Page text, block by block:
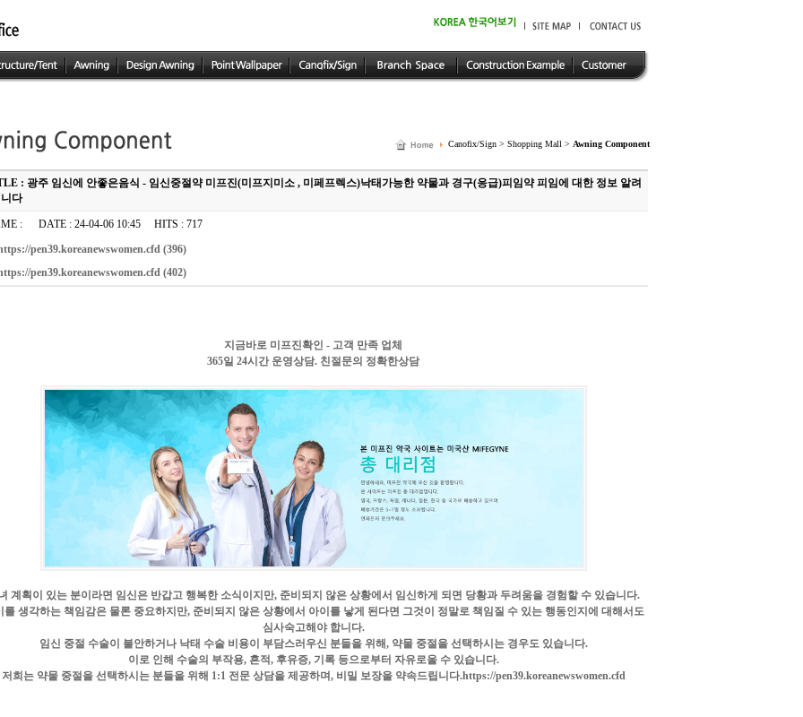
Canofix/Sign > Shopping Mall > Awning Component
: 광주 임신에 안좋은음식 - 임신중절약 미프진(미프지미소 , 미페프렉스)낙태가능한 약물과 경구(응급)피임약 피임에 대한 정보 알려
다
:
DATE : 24-04-06 10:45 HITS : 717
pen39.koreanewswomen.cfd(396)
pen39.koreanewswomen.cfd(402)
지금바로 미프진확인 - 고객 만족 업체
365일 24시간 운영상담. 친절문의 정확한상담
계획이 있는 분이라면 임신은 반갑고 행복한 소식이지만, 준비되지 않은 상황에서 임신하게 되면 당황과 두려움을 경험할 수 있습니다.
를 생각하는 책임감은 물론 중요하지만, 준비되지 않은 상황에서 아이를 낳게 된다면 그것이 정말로 책임질 수 있는 행동인지에 대해서도
심사숙고해야 합니다.
임신 중절 수술이 불안하거나 낙태 수술 비용이 부담스러우신 분들을 위해, 약물 중절을 선택하시는 경우도 있습니다.
이로 인해 수술의 부작용, 흔적, 후유증, 기록 등으로부터 자유로울 수 있습니다.
저희는 약물 중절을 선택하시는 분들을 위해 1:1 전문 상담을 제공하며, 비밀 보장을 약속드립니다.https://pen39.koreanewswomen.cfd